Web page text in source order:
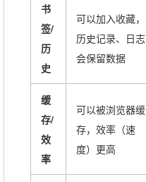
书
签/
历
史
可以加入收藏，
历史记录、日志
会保留数据
缓
存/
效
率
可以被浏览器缓
存，效率（速
度）更高